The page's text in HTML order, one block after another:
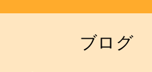
ブログ